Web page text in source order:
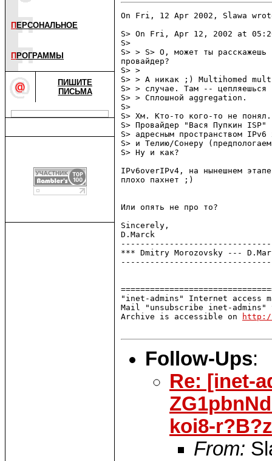
П ЕРСОНАЛЬНОЕ
П РОГРАММЫ
ПИШИТЕ
ПИСЬМА
On Fri, 12 Apr 2002, Slawa
S> On Fri, Apr 12, 2002 at
S>
S> > S> О, может ты
провайдер?
S> >
S> > А никак ;) Multihomed
S> > случае. Там -- цепляешься
S> > Сплошной aggregation.
S>
S> Хм. Кто-то кого-то не понял.
S> Провайдер "Вася Пупкин
S> адресным пространством
S> и Телию/Сонеру
S> Ну и как?
IPv6overIPv4, на нынешнем
плохо пахнет ;)
Или опять не про то?
Sincerely,
D.Marck
*** Dmitry Morozovsky ---
"inet-admins" Internet access
Mail "unsubscribe inet-
Archive is accessible on
Follow-Ups:
Re: [inet-
koi8-
From: